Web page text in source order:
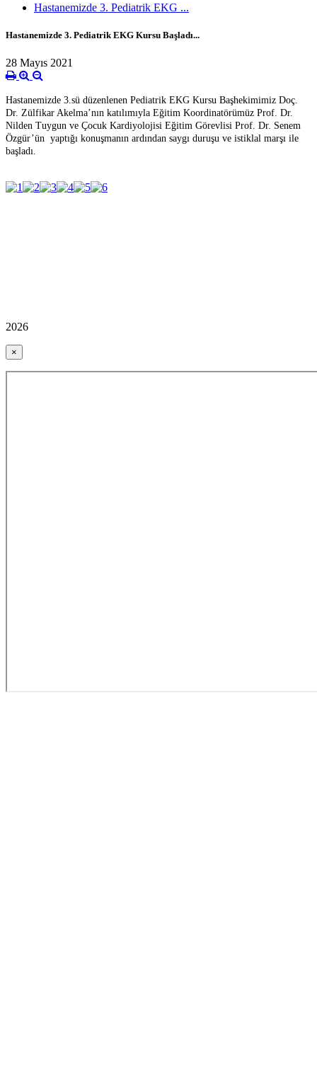
Hastanemizde 3. Pediatrik EKG ...
Hastanemizde 3. Pediatrik EKG Kursu Başladı...
28 Mayıs 2021
Hastanemizde 3.sü düzenlenen Pediatrik EKG Kursu Başhekimimiz Doç.
Dr. Zülfikar Akelma’nın katılımıyla Eğitim Koordinatörümüz Prof. Dr.
Nilden Tuygun ve Çocuk Kardiyolojisi Eğitim Görevlisi Prof. Dr. Senem
Özgür’ün yaptığı konuşmanın ardından saygı duruşu ve istiklal marşı ile
başladı.
2026
×